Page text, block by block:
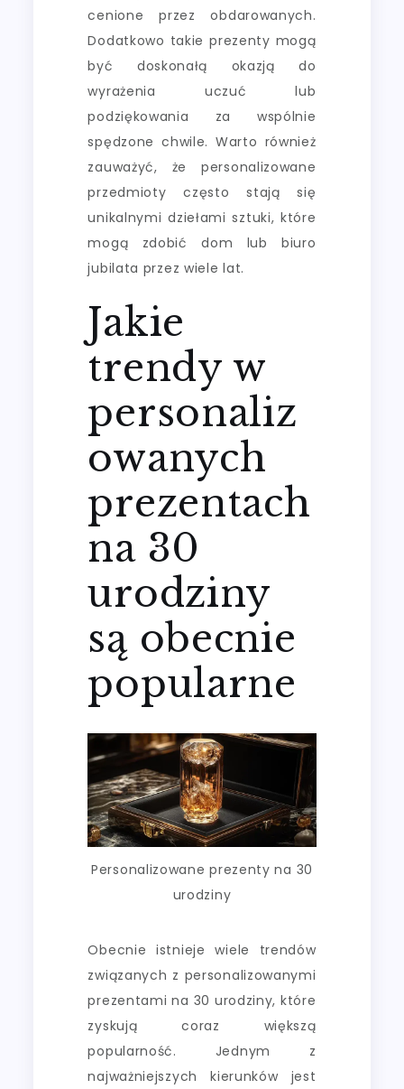
cenione przez obdarowanych.
Dodatkowo takie prezenty mogą
być doskonałą okazją do
wyrażenia uczuć lub
podziękowania za wspólnie
spędzone chwile. Warto również
zauważyć, że personalizowane
przedmioty często stają się
unikalnymi dziełami sztuki, które
mogą zdobić dom lub biuro
jubilata przez wiele lat.
Jakie
trendy w
personaliz
owanych
prezentach
na 30
urodziny
są obecnie
popularne
Personalizowane prezenty na 30
urodziny
Obecnie istnieje wiele trendów
związanych z personalizowanymi
prezentami na 30 urodziny, które
zyskują coraz większą
popularność. Jednym z
najważniejszych kierunków jest